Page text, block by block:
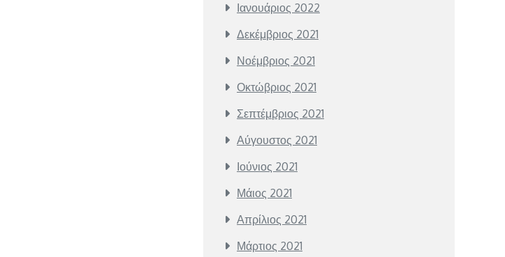
Ιανουάριος 2022
Δεκέμβριος 2021
Νοέμβριος 2021
Οκτώβριος 2021
Σεπτέμβριος 2021
Αύγουστος 2021
Ιούνιος 2021
Μάιος 2021
Απρίλιος 2021
Μάρτιος 2021